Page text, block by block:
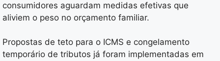
consumidores aguardam medidas efetivas que
aliviem o peso no orçamento familiar.
Propostas de teto para o ICMS e congelamento
temporário de tributos já foram implementadas em